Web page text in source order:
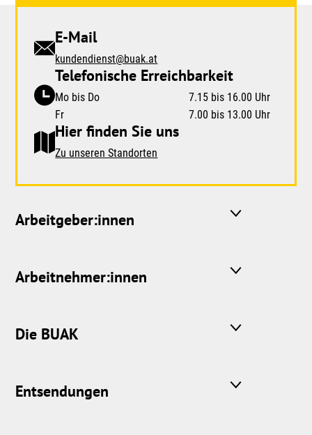
E-Mail
kundendienst@buak.at
Telefonische Erreichbarkeit
Mo bis Do
7.15 bis 16.00 Uhr
Fr
7.00 bis 13.00 Uhr
Hier finden Sie uns
Zu unseren Standorten
Arbeitgeber:innen
Arbeitnehmer:innen
Die BUAK
Entsendungen